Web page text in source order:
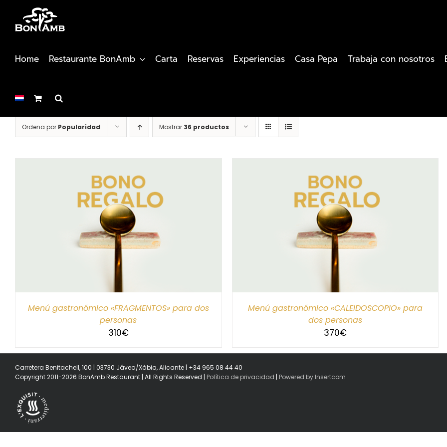
contenido
Home Restaurante BonAmb Carta Reservas Experiencias Casa Pepa Trabaja con nosotros
Ordena por Popularidad Mostrar 36 productos
Menú gastronómico «FRAGMENTOS» para dos
personas
310€
SELECCIONAR IMPORTE
Menú gastronómico «CALEIDOSCOPIO» para
dos personas
370€
Carretera Benitachell, 100 | 03730 Jávea/Xàbia, Alicante | +34 965 08 44 40
Copyright 2011-2026 BonAmb Restaurant | All Rights Reserved | Política de privacidad | Powered by Insertcom